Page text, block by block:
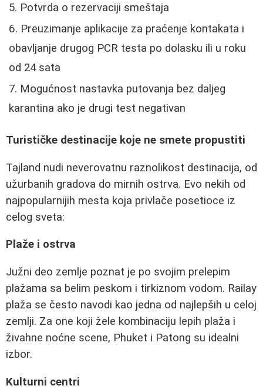
Potvrda o rezervaciji smeštaja
Preuzimanje aplikacije za praćenje kontakata i
obavljanje drugog PCR testa po dolasku ili u roku
od 24 sata
Mogućnost nastavka putovanja bez daljeg
karantina ako je drugi test negativan
Turističke destinacije koje ne smete propustiti
Tajland nudi neverovatnu raznolikost destinacija, od
užurbanih gradova do mirnih ostrva. Evo nekih od
najpopularnijih mesta koja privlače posetioce iz
celog sveta:
Plaže i ostrva
Južni deo zemlje poznat je po svojim prelepim
plažama sa belim peskom i tirkiznom vodom. Railay
plaža se često navodi kao jedna od najlepših u celoj
zemlji. Za one koji žele kombinaciju lepih plaža i
živahne noćne scene, Phuket i Patong su idealni
izbor.
Kulturni centri